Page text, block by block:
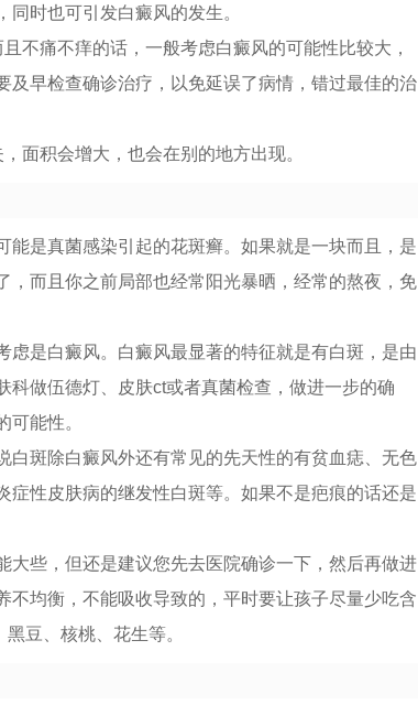
时也可引发白癜风的发生。
不痛不痒的话，一般考虑白癜风的可能性比较大，
早检查确诊治疗，以免延误了病情，错过最佳的治
面积会增大，也会在别的地方出现。
是真菌感染引起的花斑癣。如果就是一块而且，是
而且你之前局部也经常阳光暴晒，经常的熬夜，免
虑是白癜风。白癜风最显著的特征就是有白斑，是由
做伍德灯、皮肤ct或者真菌检查，做进一步的确
能性。
斑除白癜风外还有常见的先天性的有贫血痣、无色
性皮肤病的继发性白斑等。如果不是疤痕的话还是
些，但还是建议您先去医院确诊一下，然后再做进
均衡，不能吸收导致的，平时要让孩子尽量少吃含
豆、核桃、花生等。